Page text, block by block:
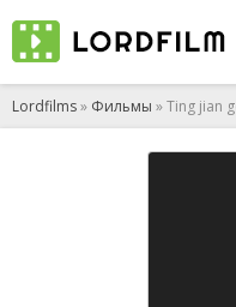
Lordfilms» Фильмы » Ting jian